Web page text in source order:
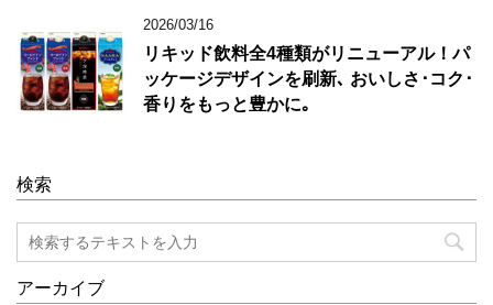
2026/03/16
リキッド飲料全4種類がリニューアル！パ
ッケージデザインを刷新､ おいしさ･コク･
香りをもっと豊かに｡
検索
アーカイブ